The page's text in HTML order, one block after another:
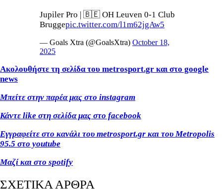
Jupiler Pro | 🇧🇪 OH Leuven 0-1 Club
Bruggepic.twitter.com/l1m62jgAw5
— Goals Xtra (@GoalsXtra) October 18,
2025
Ακολουθήστε τη σελίδα του metrosport.gr και στο google
news
Μπείτε στην παρέα μας στο instagram
Κάντε like στη σελίδα μας στο facebook
Εγγραφείτε στο κανάλι του metrosport.gr και του Metropolis
95.5 στο youtube
Μαζί και στο spotify
ΣΧΕΤΙΚΑ ΑΡΘΡΑ